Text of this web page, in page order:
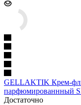
GELLAKTIK Крем-
парфюмированнный
Достаточно